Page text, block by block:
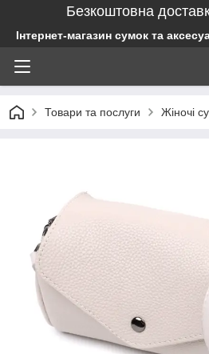
Безкоштовна
Інтернет-магазин сумок та
Товари та послуги Жіночі